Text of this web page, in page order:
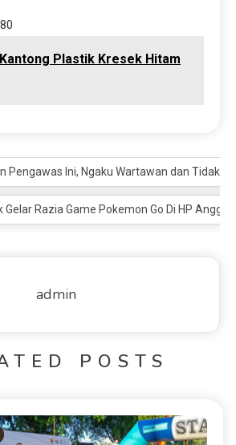
Kantong Plastik Kresek Hitam
Pengawas Ini, Ngaku Wartawan dan Tidak
Gelar Razia Game Pokemon Go Di HP
admin
POSTS